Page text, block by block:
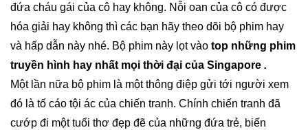
đứa cháu gái của cô hay không. Nỗi oan của cô có được
hóa giải hay không thì các bạn hãy theo dõi bộ phim hay
và hấp dẫn này nhé. Bộ phim này lọt vào top những phim
truyền hình hay nhất mọi thời đại của Singapore .
Một lần nữa bộ phim là một thông điệp gửi tới người xem
đó là tố cáo tội ác của chiến tranh. Chính chiến tranh đã
cướp đi một tuổi thơ đẹp đẽ của những đứa trẻ, biến